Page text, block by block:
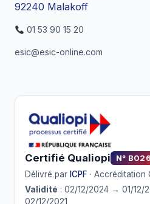
92240 Malakoff
01 53 90 15 20
esic@esic-online.com
Certifié Qualiopi
N°
Délivré par ICPF · Accréditation
Validité : 02/12/2024 → 01/12/
02/12/2021